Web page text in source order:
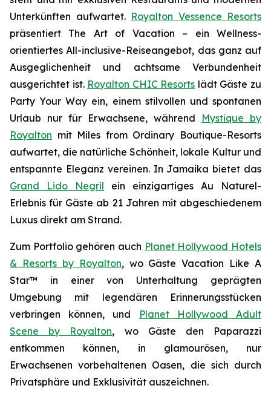
Unterkünften aufwartet. Royalton Vessence Resorts
präsentiert The Art of Vacation – ein Wellness-
orientiertes All-inclusive-Reiseangebot, das ganz auf
Ausgeglichenheit und achtsame Verbundenheit
ausgerichtet ist. Royalton CHIC Resorts lädt Gäste zu
Party Your Way ein, einem stilvollen und spontanen
Urlaub nur für Erwachsene, während Mystique by
Royalton mit Miles from Ordinary Boutique-Resorts
aufwartet, die natürliche Schönheit, lokale Kultur und
entspannte Eleganz vereinen. In Jamaika bietet das
Grand Lido Negril ein einzigartiges Au Naturel-
Erlebnis für Gäste ab 21 Jahren mit abgeschiedenem
Luxus direkt am Strand.
Zum Portfolio gehören auch Planet Hollywood Hotels
& Resorts by Royalton, wo GästeVacation Like A
Star™ in einer von Unterhaltung geprägten
Umgebung mit legendären Erinnerungsstücken
verbringen können, und
Planet Hollywood Adult
Scene by Royalton, wo Gäste den Paparazzi
entkommen können, in glamourösen, nur
Erwachsenen vorbehaltenen Oasen, die sich durch
Privatsphäre und Exklusivität auszeichnen.